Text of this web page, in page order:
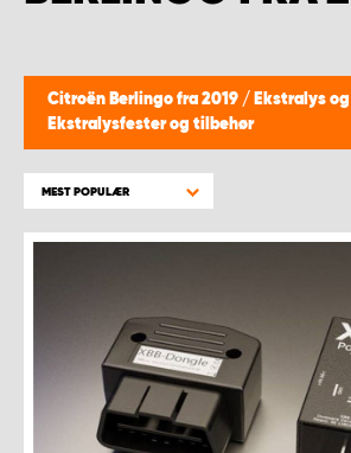
Citroën Berlingo fra 2019 / Ekstralys
Ekstralysfester og tilbehør
MEST POPULÆR
WORK SYSTEM HAMAR
WORK SYSTEM KEY ACCOUNT
WORK SYSTEM OSLO
WORK SYSTEM STAVANGER